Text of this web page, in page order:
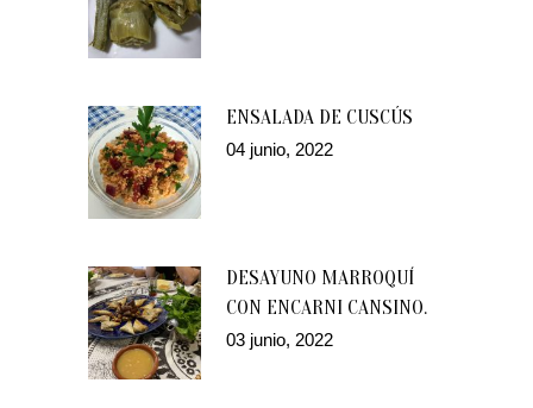
ENSALADA DE CUSCÚS
04 junio, 2022
DESAYUNO MARROQUÍ
CON ENCARNI CANSINO.
03 junio, 2022